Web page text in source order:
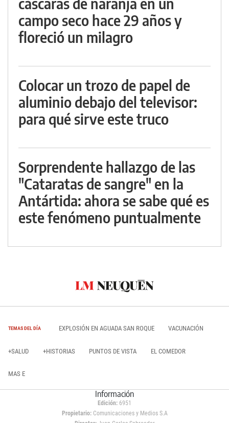
campo seco hace 29 años y
floreció un milagro
Colocar un trozo de papel de
aluminio debajo del televisor:
para qué sirve este truco
Sorprendente hallazgo de las
"Cataratas de sangre" en la
Antártida: ahora se sabe qué es
este fenómeno puntualmente
TEMAS DEL DÍA EXPLOSIÓN EN AGUADA SAN ROQUE VACUNACIÓN
+SALUD +HISTORIAS PUNTOS DE VISTA EL COMEDOR
MAS E
Información
Edición: 6951
Propietario:Comunicaciones y Medios S.A